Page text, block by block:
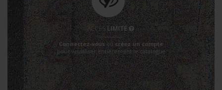
ACCÈSLIMITÉ
Connectez-vousoucréez un compte
pour visualiser entièrement le catalogue